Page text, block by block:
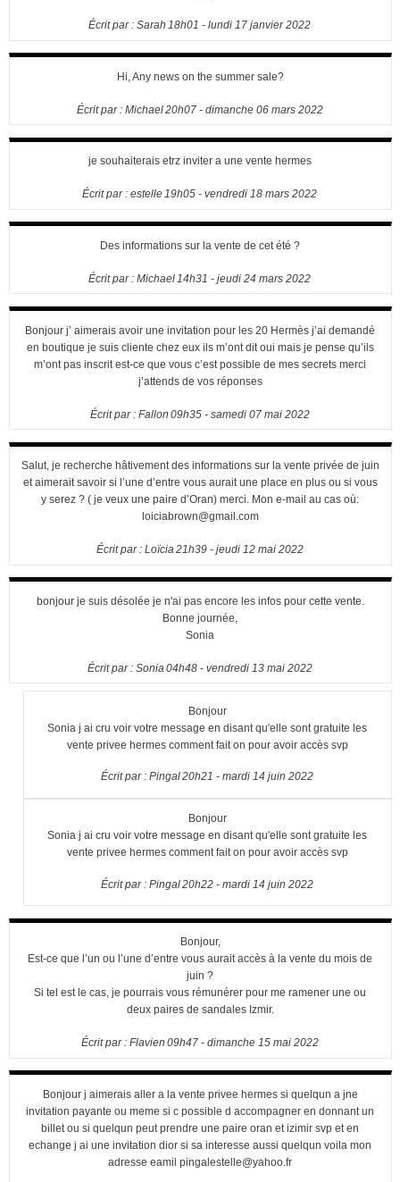
Écrit par :Sarah 18h01 -lundi 17 janvier 2022
Hi, Any news on the summer sale?
Écrit par : Michael20h07- dimanche 06 mars 2022
je souhaiterais etrz inviter a une vente hermes
Écrit par :estelle19h05 -vendredi 18 mars 2022
Des informations sur la vente de cet été ?
Écrit par :Michael14h31 -jeudi 24 mars 2022
Bonjour j’ aimerais avoir une invitation pour les 20 Hermès j’ai demandé
en boutique je suis cliente chez eux ils m’ont dit oui mais je pense qu’ils
m’ont pas inscrit est-ce que vous c’est possible de mes secrets merci
j’attends de vos réponses
Écrit par : Fallon 09h35- samedi 07 mai 2022
Salut, je recherche hâtivement des informations sur la vente privée de juin
et aimerait savoir si l’une d’entre vous aurait une place en plus ou si vous
y serez ? ( je veux une paire d’Oran) merci. Mon e-mail au cas où:
loiciabrown@gmail.com
Écrit par : Loïcia21h39- jeudi 12 mai 2022
bonjour je suis désolée je n'ai pas encore les infos pour cette vente.
Bonne journée,
Sonia
Écrit par : Sonia 04h48- vendredi 13 mai 2022
Bonjour
Sonia j ai cru voir votre message en disant qu'elle sont gratuite les
vente privee hermes comment fait on pour avoir accès svp
Écrit par :Pingal20h21 -mardi 14 juin 2022
Bonjour
Sonia j ai cru voir votre message en disant qu'elle sont gratuite les
vente privee hermes comment fait on pour avoir accès svp
Écrit par :Pingal20h22 -mardi 14 juin 2022
Bonjour,
Est-ce que l’un ou l’une d’entre vous aurait accès à la vente du mois de
juin ?
Si tel est le cas, je pourrais vous rémunérer pour me ramener une ou
deux paires de sandales Izmir.
Écrit par : Flavien 09h47- dimanche 15 mai 2022
Bonjour j aimerais aller a la vente privee hermes si quelqun a jne
invitation payante ou meme si c possible d accompagner en donnant un
billet ou si quelqun peut prendre une paire oran et izimir svp et en
echange j ai une invitation dior si sa interesse aussi quelqun voila mon
adresse eamil pingalestelle@yahoo.fr